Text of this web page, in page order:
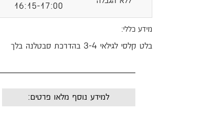
16:15-17:00
מידע כללי:
בלט קלסי לגילאי 3-4 בהדרכת סבטלנה בלך
למידע נוסף מלאו פרטים: